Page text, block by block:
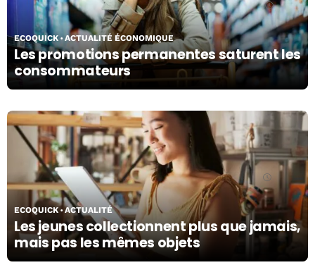
Les promotions permanentes saturent les
consommateurs
ECOQUICK ACTUALITÉ ÉCONOMIQUE
13/07/26
Les jeunes collectionnent plus que jamais,
mais pas les mêmes objets
ECOQUICK ACTUALITÉ